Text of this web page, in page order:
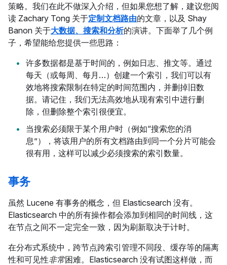
策略。我们在此不做深入介绍，但如果您想了解，建议您阅
读 Zachary Tong 关于定制文档路由的文章，以及 Shay
Banon 关于大数据、搜索和分析的演讲。下面举了几个例
子，希望能给您提供一些思路：
许多数据都是基于时间的，例如日志、推文等。通过
每天（或每周、每月…）创建一个索引，我们可以有
效地将搜索限制在特定的时间范围内，并删掉旧数
据。请记住，我们无法高效地从现有索引中进行删
除，但删除整个索引很便宜。
当搜索必须限于某个用户时（例如“搜索您的消
息”），将该用户的所有文档路由到同一个分片可能会
很有用，这样可以减少必须搜索的索引数量。
事务
虽然 Lucene 有事务的概念，但 Elasticsearch 没有。
Elasticsearch 中的所有操作都会添加到相同的时间线，这
在节点之间不一定完全一致，因为刷新取决于计时。
在分布式系统中，跨节点跨索引管理不同段、缓存等的隔离
性和可见性非常困难。Elasticsearch 没有试图这样做，而